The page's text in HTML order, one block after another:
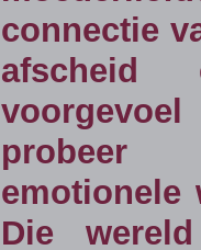
connectie
afscheid
probeer
emotionele
Die